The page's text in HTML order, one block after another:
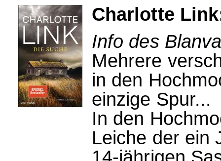
Charlotte
Info des
Mehrere
in den
einzige Spur...
In den
Leiche der ein
14-jährigen